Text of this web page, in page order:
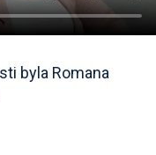
byla Romana